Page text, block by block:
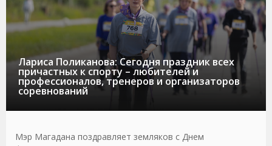
Лариса Поликанова: Сегодня праздник всех
причастных к спорту – любителей и
профессионалов, тренеров и организаторов
соревнований
Мэр Магадана поздравляет земляков с Днем